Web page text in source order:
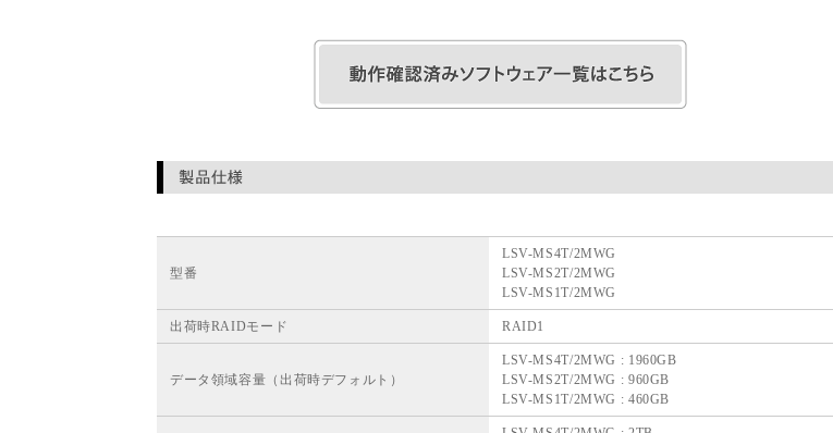
型番
LSV-MS4T/2MWG
LSV-MS2T/2MWG
LSV-MS1T/2MWG
出荷時RAIDモード RAID1
データ領域容量（出荷時デフォルト）
LSV-MS4T/2MWG : 1960GB
LSV-MS2T/2MWG : 960GB
LSV-MS1T/2MWG : 460GB